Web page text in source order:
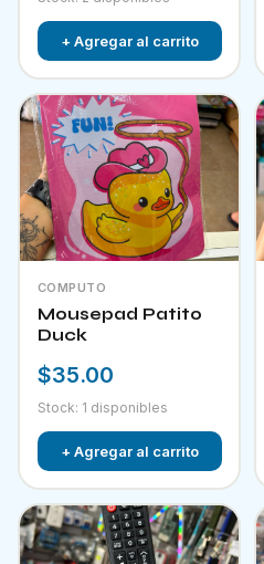
+ Agregar al carrito
COMPUTO
Mousepad Patito
Duck
$35.00
Stock: 1 disponibles
+ Agregar al carrito